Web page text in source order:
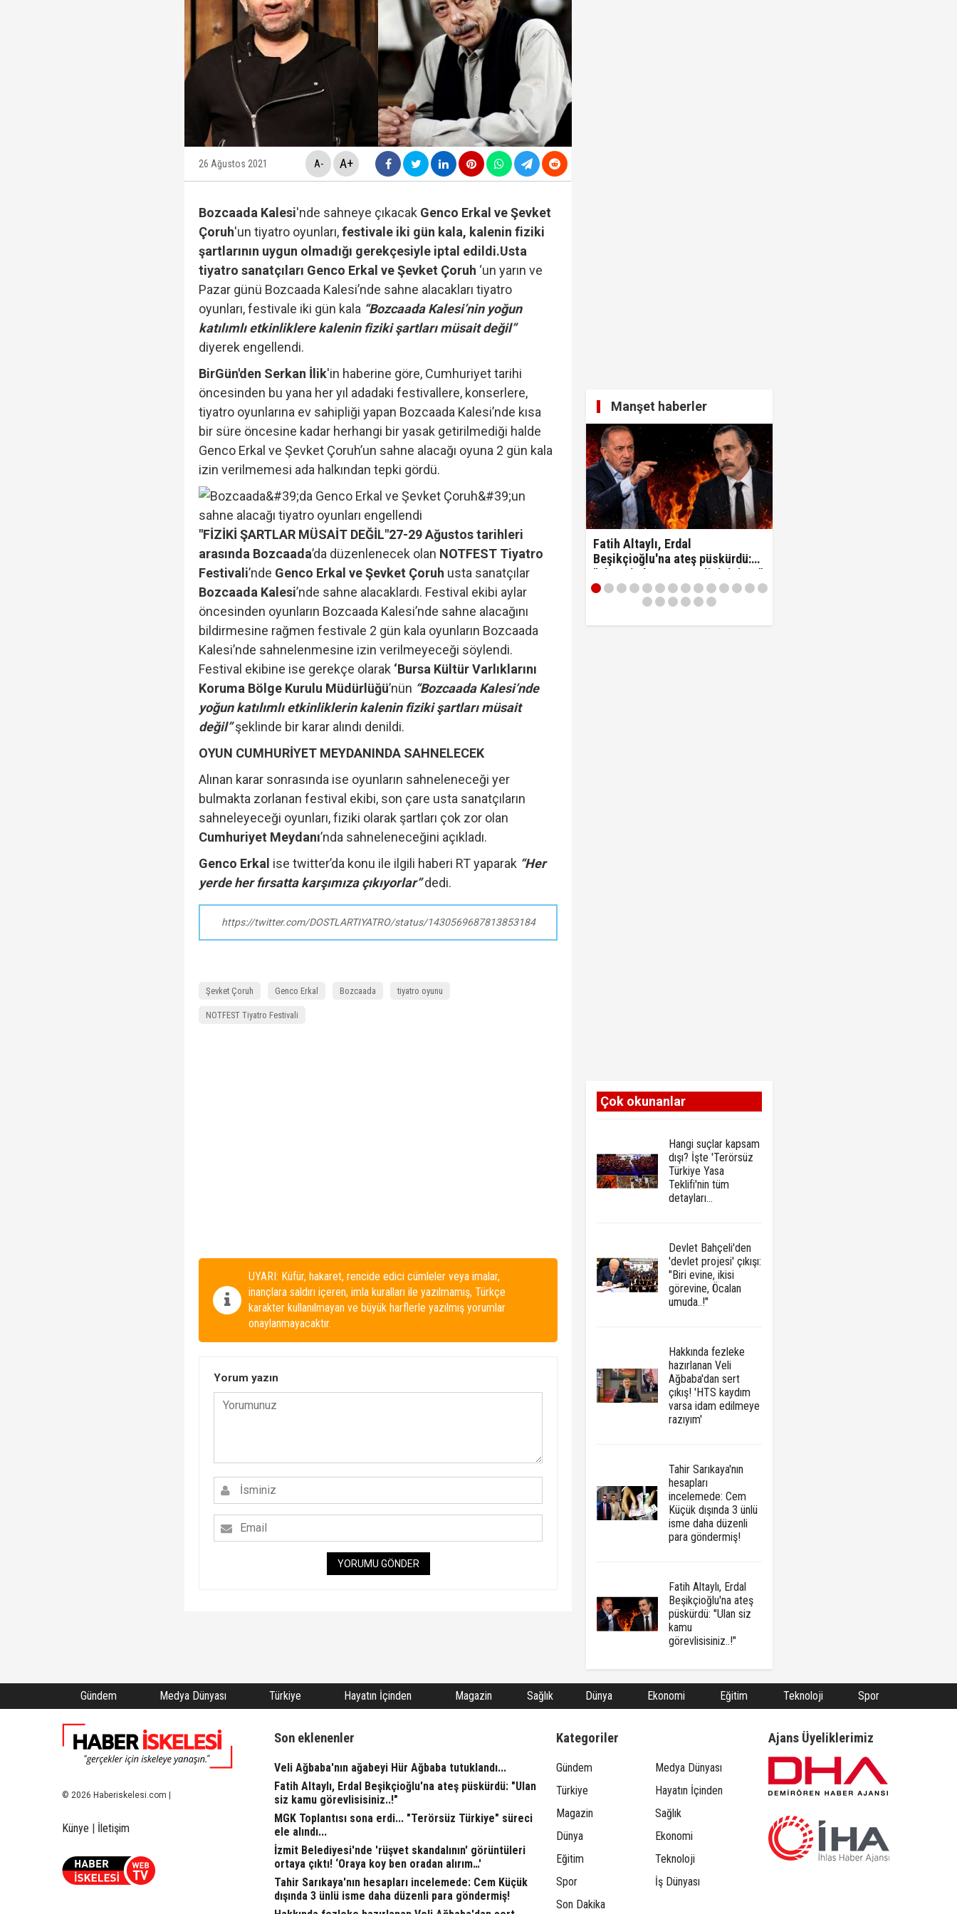
Trabzonspor, KAP'a bildirdi... Mohamed Salah'ta mutlu son!
İzmir Büyükşehir Belediyesi'nde "yolsuzluk" soruşturması... Veli Ağbaba'nın ağabeyi Hür Ağbaba gözaltında!
Ünlüler soruşturmasında yeni skandal... Telefonundan mide bulandıran yazışmalar ve görseller çıktı!
Veli Ağbaba'nın ağabeyi Hür Ağbaba tutuklandı...
26 Ağustos 2021 A- A+
Bozcaada Kalesi'nde sahneye çıkacak Genco Erkal ve Şevket
Çoruh'un tiyatro oyunları,festivale iki gün kala, kalenin fiziki
şartlarının uygun olmadığı gerekçesiyle iptal edildi.Usta
tiyatro sanatçıları Genco Erkal ve Şevket Çoruh ‘un yarın ve
Pazar günü Bozcaada Kalesi’nde sahne alacakları tiyatro
oyunları, festivale iki gün kala “Bozcaada Kalesi’nin yoğun
katılımlı etkinliklere kalenin fiziki şartları müsait değil”
diyerek engellendi.
BirGün'den Serkan İlik'in haberine göre, Cumhuriyet tarihi
öncesinden bu yana her yıl adadaki festivallere, konserlere,
tiyatro oyunlarına ev sahipliği yapan Bozcaada Kalesi’nde kısa
bir süre öncesine kadar herhangi bir yasak getirilmediği halde
Genco Erkal ve Şevket Çoruh’un sahne alacağı oyuna 2 gün kala
izin verilmemesi ada halkından tepki gördü.
"FİZİKİ ŞARTLAR MÜSAİT DEĞİL"27-29 Ağustos tarihleri
arasında Bozcaada’da düzenlenecek olan NOTFEST Tiyatro
Festivali’nde Genco Erkal ve Şevket Çoruh usta sanatçılar
Bozcaada Kalesi’nde sahne alacaklardı. Festival ekibi aylar
öncesinden oyunların Bozcaada Kalesi’nde sahne alacağını
bildirmesine rağmen festivale 2 gün kala oyunların Bozcaada
Kalesi’nde sahnelenmesine izin verilmeyeceği söylendi.
Festival ekibine ise gerekçe olarak ‘Bursa Kültür Varlıklarını
Koruma Bölge Kurulu Müdürlüğü’nün “Bozcaada Kalesi’nde
yoğun katılımlı etkinliklerin kalenin fiziki şartları müsait
değil”şeklinde bir karar alındı denildi.
OYUN CUMHURİYET MEYDANINDA SAHNELECEK
Alınan karar sonrasında ise oyunların sahneleneceği yer
bulmakta zorlanan festival ekibi, son çare usta sanatçıların
sahneleyeceği oyunları, fiziki olarak şartları çok zor olan
Cumhuriyet Meydanı’nda sahneleneceğini açıkladı.
Genco Erkal ise twitter’da konu ile ilgili haberi RT yaparak “Her
yerde her fırsatta karşımıza çıkıyorlar”dedi.
https://twitter.com/DOSTLARTIYATRO/status/1430569687813853184
Şevket Çoruh Genco Erkal Bozcaada tiyatro oyunu
NOTFEST Tiyatro Festivali
UYARI: Küfür, hakaret, rencide edici cümleler veya imalar,
inançlara saldırı içeren, imla kuralları ile yazılmamış, Türkçe
karakter kullanılmayan ve büyük harflerle yazılmış yorumlar
onaylanmayacaktır.
Yorum yazın
YORUMU GÖNDER
Manşet haberler
Fatih Altaylı, Erdal
Beşikçioğlu'na ateş püskürdü:
"Ulan siz kamu görevlisisiniz..!"
Çok okunanlar
Hangi suçlar kapsam
dışı? İşte 'Terörsüz
Türkiye Yasa
Teklifi'nin tüm
detayları...
Devlet Bahçeli'den
'devlet projesi' çıkışı:
"Biri evine, ikisi
görevine, Öcalan
umuda..!"
Hakkında fezleke
hazırlanan Veli
Ağbaba'dan sert
çıkış! 'HTS kaydım
varsa idam edilmeye
razıyım'
Tahir Sarıkaya'nın
hesapları
incelemede: Cem
Küçük dışında 3 ünlü
isme daha düzenli
para göndermiş!
Fatih Altaylı, Erdal
Beşikçioğlu'na ateş
püskürdü: "Ulan siz
kamu
görevlisisiniz..!"
Gündem Medya Dünyası Türkiye Hayatın İçinden Magazin Sağlık Dünya Ekonomi Eğitim Teknoloji Spor
© 2026 Haberiskelesi.com |
Künye | İletişim
Son eklenenler
Veli Ağbaba'nın ağabeyi Hür Ağbaba tutuklandı...
Fatih Altaylı, Erdal Beşikçioğlu'na ateş püskürdü: "Ulan
siz kamu görevlisisiniz..!"
MGK Toplantısı sona erdi... "Terörsüz Türkiye" süreci
ele alındı...
İzmit Belediyesi'nde 'rüşvet skandalının' görüntüleri
ortaya çıktı! ‘Oraya koy ben oradan alırım…'
Tahir Sarıkaya'nın hesapları incelemede: Cem Küçük
dışında 3 ünlü isme daha düzenli para göndermiş!
Kategoriler
Gündem
Medya Dünyası
Türkiye
Hayatın İçinden
Magazin
Sağlık
Dünya
Ekonomi
Eğitim
Teknoloji
Spor
İş Dünyası
Son Dakika
Ajans Üyeliklerimiz